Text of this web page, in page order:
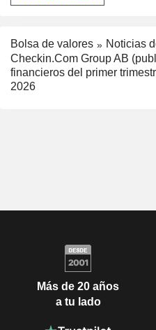
Bolsa de valores
Noticias
Checkin.Com Group AB
financieros del primer
2026
Más de 20 años
a tu lado